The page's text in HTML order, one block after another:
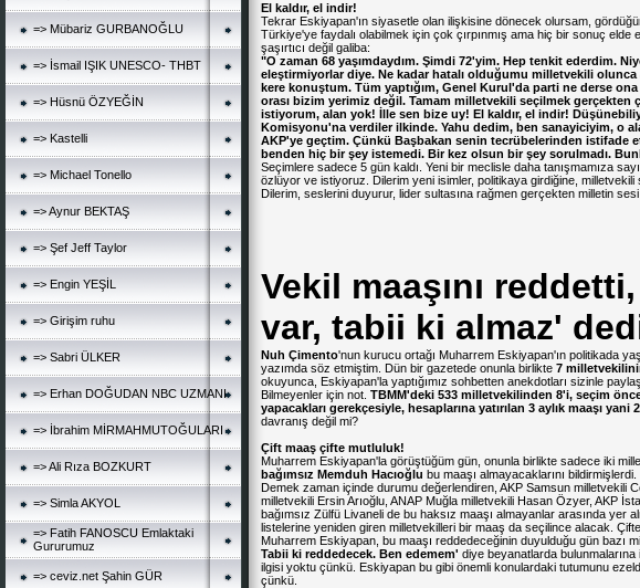
=> Mübariz GURBANOĞLU
=> İsmail IŞIK UNESCO- THBT
=> Hüsnü ÖZYEĞİN
=> Kastelli
=> Michael Tonello
=> Aynur BEKTAŞ
=> Şef Jeff Taylor
=> Engin YEŞİL
=> Girişim ruhu
=> Sabri ÜLKER
=> Erhan DOĞUDAN NBC UZMANI
=> İbrahim MİRMAHMUTOĞULARI
=> Ali Rıza BOZKURT
=> Simla AKYOL
=> Fatih FANOSCU Emlaktaki
Gururumuz
=> ceviz.net Şahin GÜR
El kaldır, el indir!
Tekrar Eskiyapan'ın siyasetle olan ilişkisine dönecek olursam,
Türkiye'ye faydalı olabilmek için çok çırpınmış ama hiç bir sonuç elde
şaşırtıcı değil galiba:
"O zaman 68 yaşımdaydım. Şimdi 72'yim. Hep tenkit ederdim.
eleştirmiyorlar diye. Ne kadar hatalı olduğumu milletvekili olunca
kere konuştum. Tüm yaptığım, Genel Kurul'da parti ne derse ona
orası bizim yerimiz değil. Tamam milletvekili seçilmek gerçekten
istiyorum, alan yok! İlle sen bize uy! El kaldır, el indir!
Komisyonu'na verdiler ilkinde. Yahu dedim, ben sanayiciyim, o
AKP'ye geçtim. Çünkü Başbakan senin tecrübelerinden istifade
benden hiç bir şey istemedi. Bir kez olsun bir şey sorulmadı.
Seçimlere sadece 5 gün kaldı. Yeni bir meclisle daha tanışmamıza
özlüyor ve istiyoruz. Dilerim yeni isimler, politikaya girdiğine, milletvekili
Dilerim, seslerini duyurur, lider sultasına rağmen gerçekten milletin sesi
Vekil maaşını
var, tabii ki almaz'
Nuh Çimento'nun kurucu ortağı Muharrem Eskiyapan'ın politikada
yazımda söz etmiştim. Dün bir gazetede onunla birlikte 7
okuyunca, Eskiyapan'la yaptığımız sohbetten anekdotları sizinle
Bilmeyenler için not. TBMM'deki 533 milletvekilinden 8'i, seçim
yapacakları gerekçesiyle, hesaplarına yatırılan 3 aylık maaşı yani
davranış değil mi?
Çift maaş çifte mutluluk!
Muharrem Eskiyapan'la görüştüğüm gün, onunla birlikte sadece iki
bağımsız Memduh Hacıoğlu bu maaşı almayacaklarını bildirmişlerdi.
Demek zaman içinde durumu değerlendiren, AKP Samsun milletvekili
milletvekili Ersin Arıoğlu, ANAP Muğla milletvekili Hasan Özyer, AKP
bağımsız Zülfü Livaneli de bu haksız maaşı almayanlar arasında yer
listelerine yeniden giren milletvekilleri bir maaş da seçilince alacak.
Muharrem Eskiyapan, bu maaşı reddedeceğinin duyulduğu gün bazı
Tabii ki reddedecek. Ben edemem' diye beyanatlarda
ilgisi yoktu çünkü. Eskiyapan bu gibi önemli konulardaki tutumunu
çünkü.